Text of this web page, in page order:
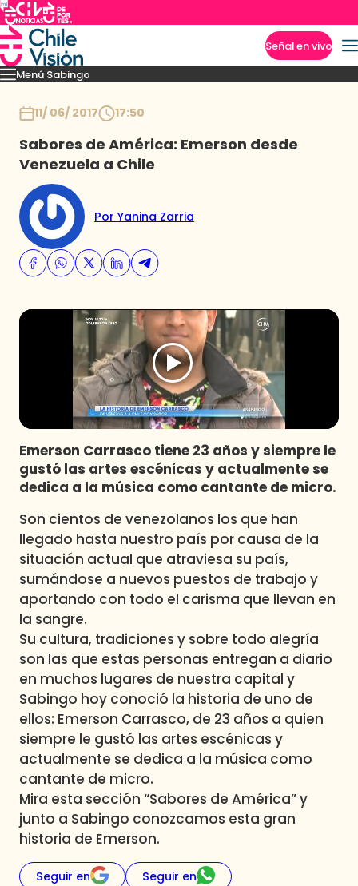
Señal en vivo
Menú Sabingo
HeroicasAmigas en ViajeSecretos de los AndesLos reyes
11/ 06/ 2017 17:50
Sabores de América: Emerson desde
Venezuela a Chile
Por Yanina Zarria
Emerson Carrasco tiene 23 años y siempre le
gustó las artes escénicas y actualmente se
dedica a la música como cantante de micro.
Son cientos de venezolanos los que han
llegado hasta nuestro país por causa de la
situación actual que atraviesa su país,
sumándose a nuevos puestos de trabajo y
aportando con todo el carisma que llevan en
la sangre.
Su cultura, tradiciones y sobre todo alegría
son las que estas personas entregan a diario
en muchos lugares de nuestra capital y
Sabingo hoy conoció la historia de uno de
ellos: Emerson Carrasco, de 23 años a quien
siempre le gustó las artes escénicas y
actualmente se dedica a la música como
cantante de micro.
Mira esta sección “Sabores de América” y
junto a Sabingo conozcamos esta gran
historia de Emerson.
Seguir en Seguir en
Imperdibles
Programas
Club De La Comedia
Contigo en Directo
Plan Perfecto
El Tiempo
Sabingo
Todos Los Programas